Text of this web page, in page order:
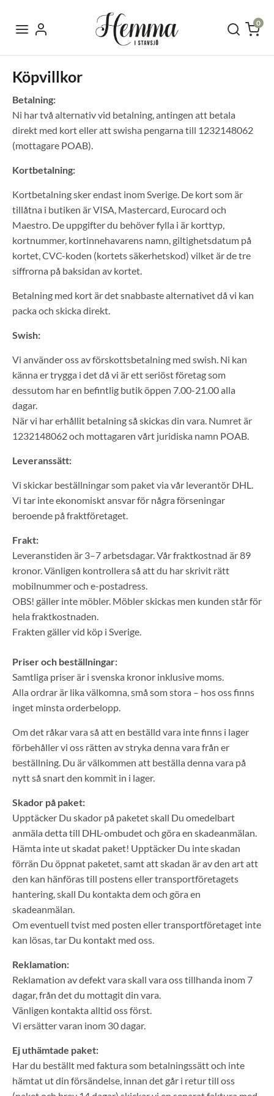
0
Köpvillkor
Betalning:
Ni har två alternativ vid betalning, antingen att betala
direkt med kort eller att swisha pengarna till 1232148062
(mottagare POAB).
Kortbetalning:
Kortbetalning sker endast inom Sverige. De kort som är
tillåtna i butiken är VISA, Mastercard, Eurocard och
Maestro. De uppgifter du behöver fylla i är korttyp,
kortnummer, kortinnehavarens namn, giltighetsdatum på
kortet, CVC-koden (kortets säkerhetskod) vilket är de tre
siffrorna på baksidan av kortet.
Betalning med kort är det snabbaste alternativet då vi kan
packa och skicka direkt.
Swish:
Vi använder oss av förskottsbetalning med swish. Ni kan
känna er trygga i det då vi är ett seriöst företag som
dessutom har en befintlig butik öppen 7.00-21.00 alla
dagar.
När vi har erhållit betalning så skickas din vara. Numret är
1232148062 och mottagaren vårt juridiska namn POAB.
Leveranssätt:
Vi skickar beställningar som paket via vår leverantör DHL.
Vi tar inte ekonomiskt ansvar för några förseningar
beroende på fraktföretaget.
Frakt:
Leveranstiden är 3–7 arbetsdagar. Vår fraktkostnad är 89
kronor. Vänligen kontrollera så att du har skrivit rätt
mobilnummer och e-postadress.
OBS! gäller inte möbler. Möbler skickas men kunden står för
hela fraktkostnaden.
Frakten gäller vid köp i Sverige.
Priser och beställningar:
Samtliga priser är i svenska kronor inklusive moms.
Alla ordrar är lika välkomna, små som stora – hos oss finns
inget minsta orderbelopp.
Om det råkar vara så att en beställd vara inte finns i lager
förbehåller vi oss rätten av stryka denna vara från er
beställning. Du är välkommen att beställa denna vara på
nytt så snart den kommit in i lager.
Skador på paket:
Upptäcker Du skador på paketet skall Du omedelbart
anmäla detta till DHL-ombudet och göra en skadeanmälan.
Hämta inte ut skadat paket! Upptäcker Du inte skadan
förrän Du öppnat paketet, samt att skadan är av den art att
den kan hänföras till postens eller transportföretagets
hantering, skall Du kontakta dem och göra en
skadeanmälan.
Om eventuell tvist med posten eller transportföretaget inte
kan lösas, tar Du kontakt med oss.
Reklamation:
Reklamation av defekt vara skall vara oss tillhanda inom 7
dagar, från det du mottagit din vara.
Vänligen kontakta alltid oss först.
Vi ersätter varan inom 30 dagar.
Ej uthämtade paket:
Har du beställt med faktura som betalningssätt och inte
hämtat ut din försändelse, innan det går i retur till oss